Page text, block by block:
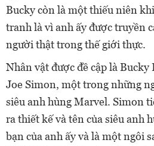
Bucky còn là một thiếu niên
tranh là vì anh ấy được truyền
người thật trong thế giới thực.
Nhân vật được đề cập là Bucky
Joe Simon, một trong những
siêu anh hùng Marvel. Simon
ra thiết kế và tên của siêu anh
bạn của anh ấy và là một ngôi